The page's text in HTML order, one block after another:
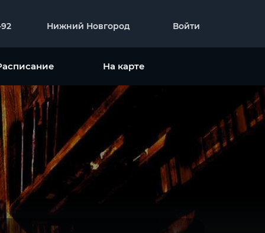
Нижний Новгород Войти
На карте